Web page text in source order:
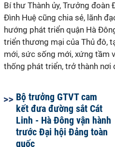
Bí thư Thành ủy, Trưởng đoàn
Đình Huệ cũng chia sẻ, lãnh
hướng phát triển quận Hà
triển thương mại của Thủ đô,
mới, sức sống mới, xứng tầm
thống phát triển, trở thành nơi
Bộ trưởng GTVT cam
kết đưa đường sắt Cát
Linh - Hà Đông vận hành
trước Đại hội Đảng toàn
quốc